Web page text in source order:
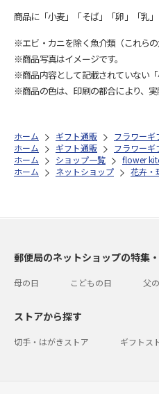
商品に「小麦」「そば」「卵」「乳
※エビ・カニを除く魚介類（これら
※商品写真はイメージです。
※商品内容として記載されていない
※商品の色は、印刷の都合により、実
ホーム ギフト通販 フラワーギ
ホーム
ギフト通販 フラワーギ
ホーム
ショップ一覧 flower
ホーム
ネットショップ 花卉・
郵便局のネットショップの特集
母の日 こどもの日 父
ストアから探す
切手・はがきストア ギフトス